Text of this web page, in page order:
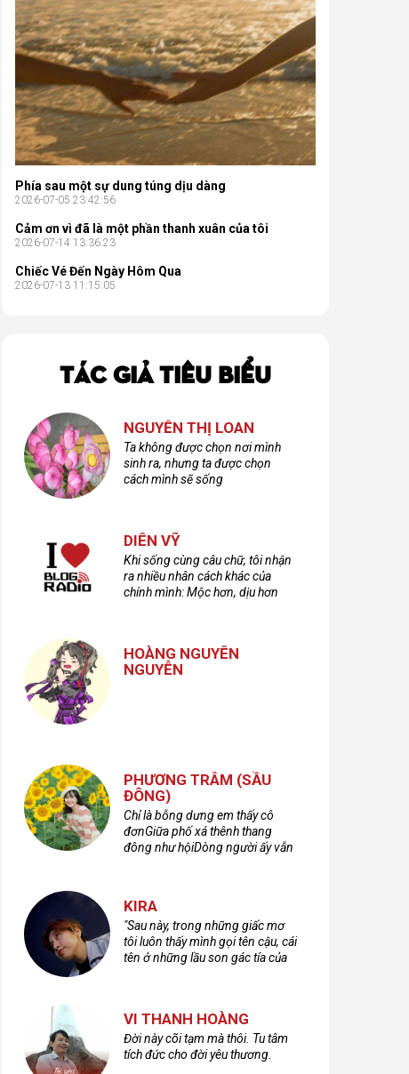
Phía sau một sự dung túng dịu dàng
2026-07-05 23:42:56
Cảm ơn vì đã là một phần thanh xuân của tôi
2026-07-14 13:36:23
Chiếc Vé Đến Ngày Hôm Qua
2026-07-13 11:15:05
TÁC GIẢ TIÊU BIỂU
NGUYỄN THỊ LOAN
Ta không được chọn nơi mình
sinh ra, nhưng ta được chọn
cách mình sẽ sống
DIÊN VỸ
Khi sống cùng câu chữ, tôi nhận
ra nhiều nhân cách khác của
chính mình: Mộc hơn, dịu hơn
HOÀNG NGUYÊN
NGUYỄN
PHƯƠNG TRÂM (SẦU
ĐÔNG)
Chỉ là bỗng dưng em thấy cô
đơnGiữa phố xá thênh thang
đông như hộiDòng người ấy vẫn
KIRA
"Sau này, trong những giấc mơ
tôi luôn thấy mình gọi tên cậu, cái
tên ở những lầu son gác tía của
VI THANH HOÀNG
Đời này cõi tạm mà thôi. Tu tâm
tích đức cho đời yêu thương.